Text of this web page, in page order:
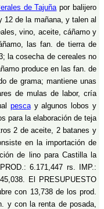
de Tajuñapor balijero
12 de la mañana, y talen al
vino, aceite, cáñamo y
las fan. de tierra de
la cosecha de cereales no
produce en las fan. de
de grama; mantiene unas
de mulas de labor, cría
pescay algunos lobos y
para la elaboración de teja
2 de aceite, 2 batanes y
en la importación de
de lino para Castilla la
6.171,447 rs. IMP.:
El PRESUPUESTO
con 13,738 de los prod.
y con la renta de posada,